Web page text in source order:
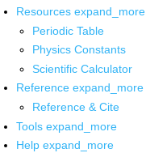
Resources expand_more
Periodic Table
Physics Constants
Scientific Calculator
Reference expand_more
Reference & Cite
Tools expand_more
Help expand_more